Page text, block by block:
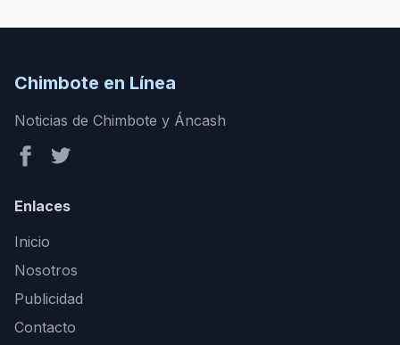
Chimbote en Línea
Noticias de Chimbote y Áncash
Enlaces
Inicio
Nosotros
Publicidad
Contacto